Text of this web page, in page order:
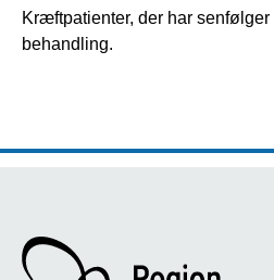
Kræftpatienter, der har
behandling.